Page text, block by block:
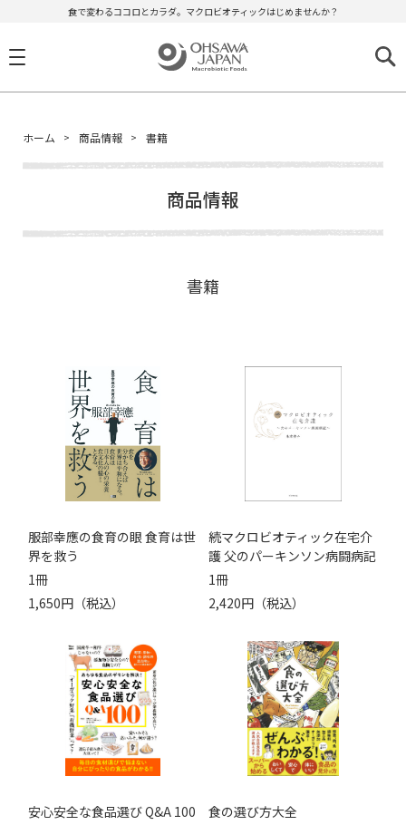
食で変わるココロとカラダ。マクロビオティックはじめませんか？
ホーム 商品情報 書籍
商品情報
書籍
服部幸應の食育の眼 食育は世
界を救う
1冊
1,650円（税込）
続マクロビオティック在宅介
護 父のパーキンソン病闘病記
1冊
2,420円（税込）
安心安全な食品選び Q&A 100
食の選び方大全